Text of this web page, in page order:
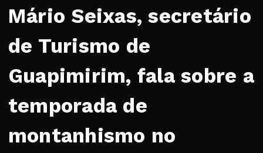
Mário Seixas, secretário
de Turismo de
Guapimirim, fala sobre a
temporada de
montanhismo no